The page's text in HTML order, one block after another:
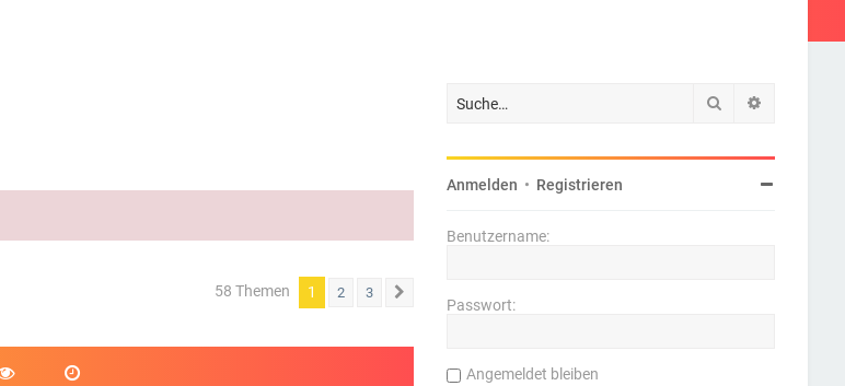
58 Themen 1 2 3 Nächste
Suche
Anmelden • Registrieren
Benutzername:
Passwort:
Angemeldet bleiben